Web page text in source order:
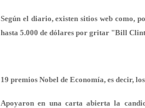
Según el diario, existen sitios web como,
hasta 5.000 de dólares por gritar "Bill
19 premios Nobel de Economía, es decir,
Apoyaron en una carta abierta la